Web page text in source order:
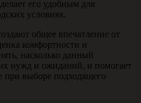
его удобным для
условиях.
общее впечатление от
комфортности и
насколько данный
нужд и ожиданий, и помогает
при выборе подходящего